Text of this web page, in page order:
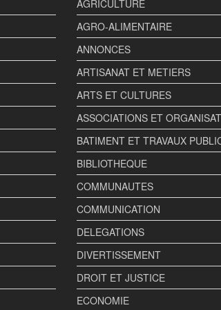
AGRICULTURE
AGRO-ALIMENTAIRE
ANNONCES
ARTISANAT ET METIERS
ARTS ET CULTURES
ASSOCIATIONS ET
BATIMENT ET TRAVAUX
BIBLIOTHEQUE
COMMUNAUTES
COMMUNICATION
DELEGATIONS
DIVERTISSEMENT
DROIT ET JUSTICE
ECONOMIE